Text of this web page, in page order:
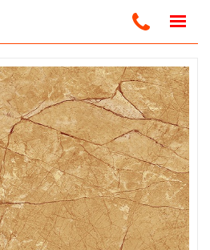
Đá Tấm Ốp PVC Vân Đá